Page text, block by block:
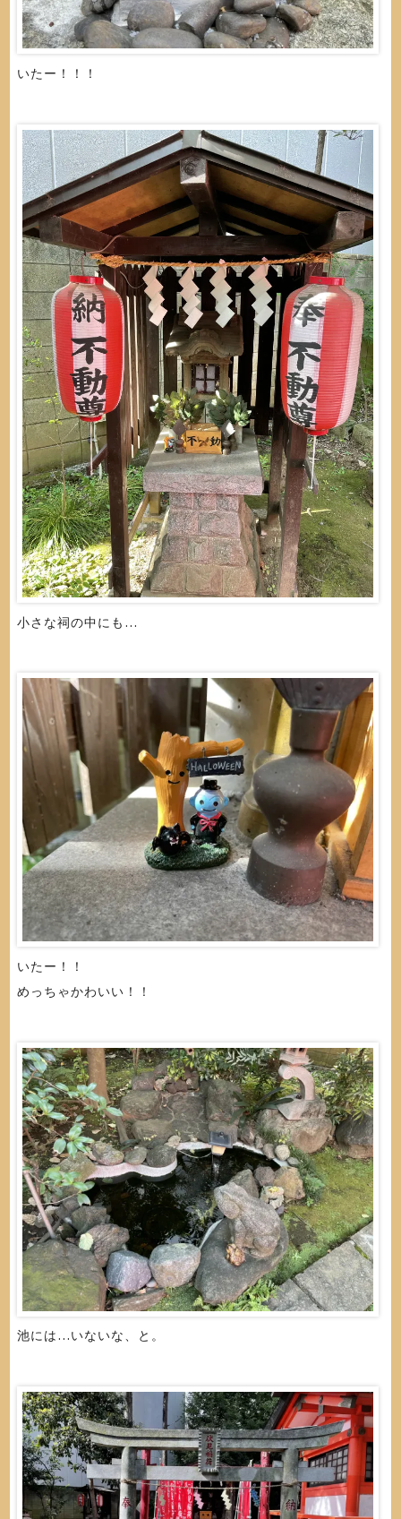
いたー！！！
小さな祠の中にも…
いたー！！
めっちゃかわいい！！
池には…いないな、と。